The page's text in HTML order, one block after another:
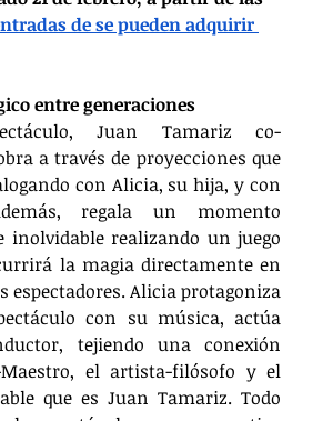
de se pueden adquirir
entre generaciones
Juan Tamariz co-
a través de proyecciones que
con Alicia, su hija, y con
regala un momento
inolvidable realizando un juego
la magia directamente en
espectadores. Alicia protagoniza
con su música, actúa
tejiendo una conexión
el artista-filósofo y el
que es Juan Tamariz. Todo